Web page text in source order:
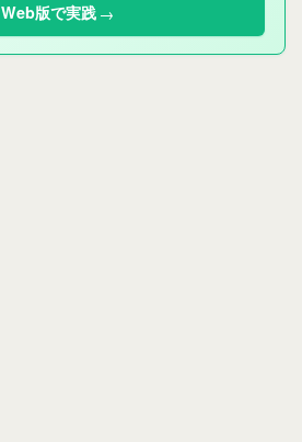
Web版で実践 →